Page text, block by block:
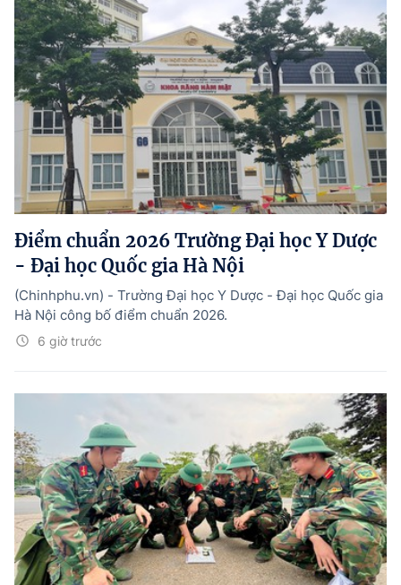
Điểm chuẩn 2026 Trường Đại học Y Dược
- Đại học Quốc gia Hà Nội
6 giờ trước
(Chinhphu.vn) - Trường Đại học Y Dược - Đại học Quốc gia
Hà Nội công bố điểm chuẩn 2026.